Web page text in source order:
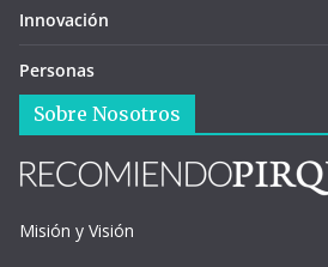
Innovación
Personas
Sobre Nosotros
Misión y Visión